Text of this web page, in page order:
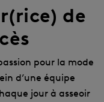
de
pour la mode
d’une équipe
jour à asseoir